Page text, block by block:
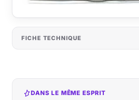
FICHE TECHNIQUE
DANS LE MÊME ESPRIT